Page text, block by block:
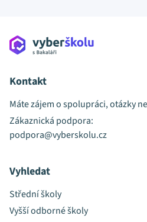
Kontakt
Máte zájem o spolupráci, otázky
Zákaznická podpora:
podpora@vyberskolu.cz
Vyhledat
Střední školy
Vyšší odborné školy